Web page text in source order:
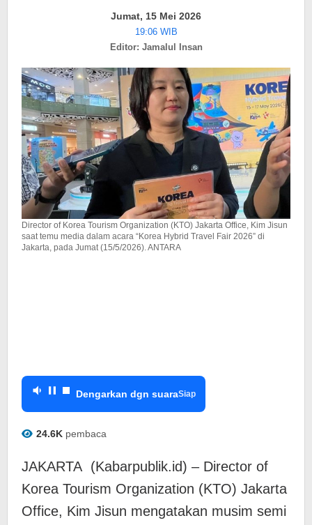
ke
Korea
Selatan
Jumat, 15 Mei 2026
19:06 WIB
Editor: Jamalul Insan
Director of Korea Tourism Organization (KTO) Jakarta Office, ⁠Kim Jisun
saat temu media dalam acara “Korea Hybrid Travel Fair 2026” di
Jakarta, pada Jumat (15/5/2026). ANTARA
Dengarkan dgn suaraSiap
24.6K pembaca
JAKARTA (Kabarpublik.id) – Director of
Korea Tourism Organization (KTO) Jakarta
Office, ⁠Kim Jisun mengatakan musim semi